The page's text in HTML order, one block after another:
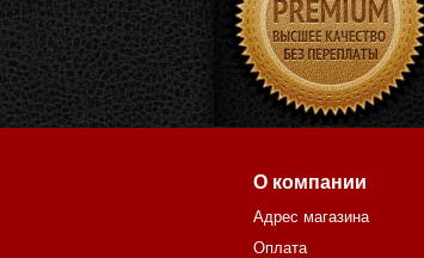
О компании
Адрес магазина
Оплата